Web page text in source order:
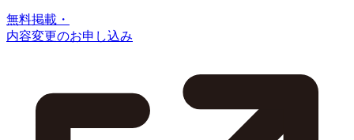
無料掲載・
内容変更のお申し込み